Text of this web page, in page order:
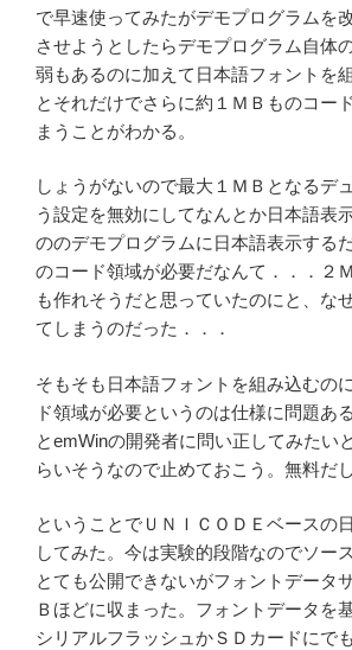
で早速使ってみたがデモプログラムを
させようとしたらデモプログラム自体
弱もあるのに加えて日本語フォントを
とそれだけでさらに約１ＭＢものコー
まうことがわかる。
しょうがないので最大１ＭＢとなるデ
う設定を無効にしてなんとか日本語表
ののデモプログラムに日本語表示する
のコード領域が必要だなんて．．．２
も作れそうだと思っていたのにと、な
てしまうのだった．．．
そもそも日本語フォントを組み込むの
ド領域が必要というのは仕様に問題あ
とemWinの開発者に問い正してみたい
らいそうなので止めておこう。無料だ
ということでＵＮＩＣＯＤＥベースの
してみた。今は実験的段階なのでソー
とても公開できないがフォントデータ
Ｂほどに収まった。フォントデータを
シリアルフラッシュかＳＤカードにで